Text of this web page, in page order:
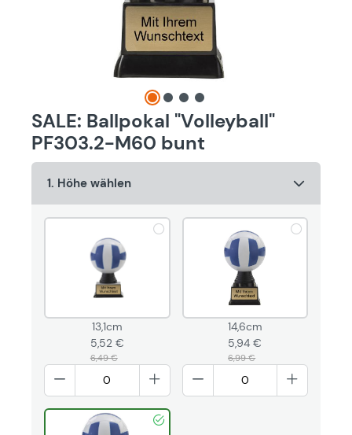
SALE: Ballpokal "Volleyball"
PF303.2-M60 bunt
1. Höhe wählen
13,1cm
5,52 €
6,49 €
14,6cm
5,94 €
6,99 €